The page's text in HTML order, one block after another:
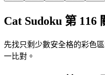
Cat Sudoku 第 116
先找只剩少數安全格的彩色
一比對。